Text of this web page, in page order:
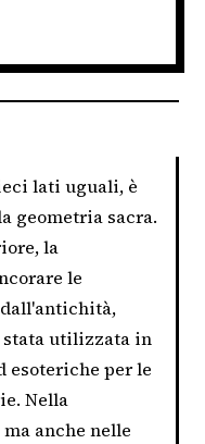
lati uguali, è
geometria sacra.
la
le
stata utilizzata in
per le
Nella
anche nelle